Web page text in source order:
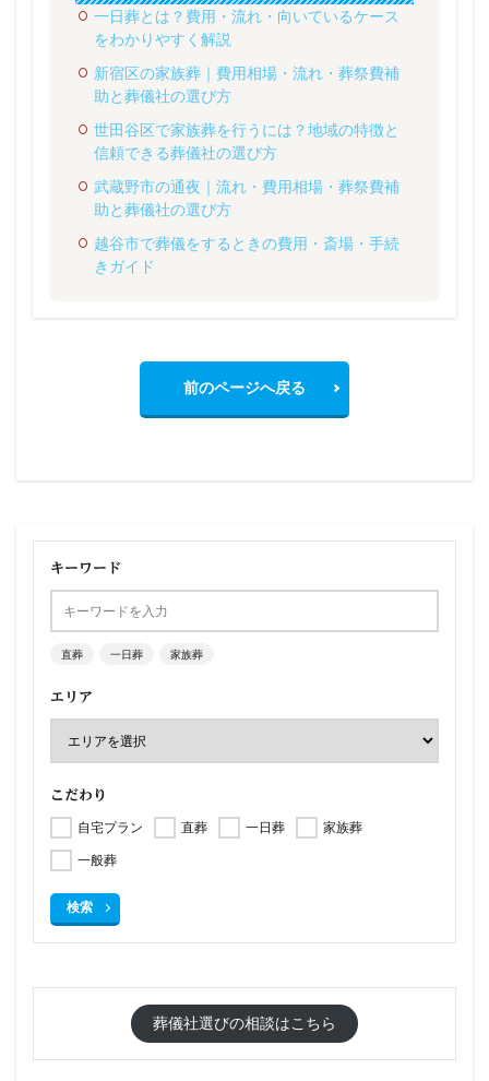
一日葬とは？費用・流れ・向いているケース
をわかりやすく解説
新宿区の家族葬｜費用相場・流れ・葬祭費補
助と葬儀社の選び方
世田谷区で家族葬を行うには？地域の特徴と
信頼できる葬儀社の選び方
武蔵野市の通夜｜流れ・費用相場・葬祭費補
助と葬儀社の選び方
越谷市で葬儀をするときの費用・斎場・手続
きガイド
前のページへ戻る
キーワード
直葬 一日葬 家族葬
エリア
こだわり
自宅プラン 直葬 一日葬
家族葬
一般葬
検索
葬儀社選びの相談はこちら